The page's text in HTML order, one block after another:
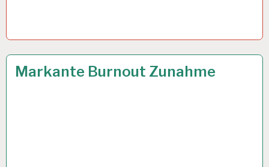
12-
STUNDEN-
Markante Burnout Zunahme
13 MÄRZ 2024